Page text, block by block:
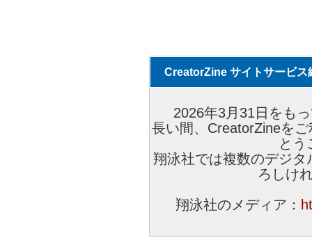
CreatorZine サイトサービス
2026年3月31日をも
長い間、CreatorZineを
とう
翔泳社では複数のデジ
ろしけ
翔泳社のメディア：